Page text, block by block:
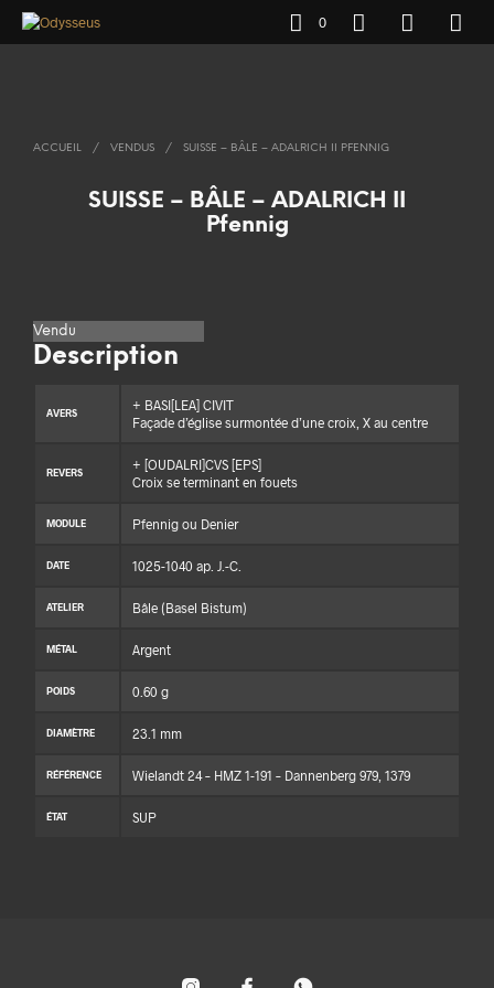
0
ACCUEIL / VENDUS / SUISSE – BÂLE – ADALRICH II PFENNIG
SUISSE – BÂLE – ADALRICH II
Pfennig
Vendu
Description
AVERS
+ BASI[LEA] CIVIT
Façade d’église surmontée d’une croix, X au centre
REVERS
+ [OUDALRI]CVS [EPS]
Croix se terminant en fouets
MODULE Pfennig ou Denier
DATE 1025-1040 ap. J.-C.
ATELIER Bâle (Basel Bistum)
MÉTAL Argent
POIDS 0.60 g
DIAMÈTRE 23.1 mm
RÉFÉRENCE Wielandt 24 – HMZ 1-191 – Dannenberg 979, 1379
ÉTAT SUP